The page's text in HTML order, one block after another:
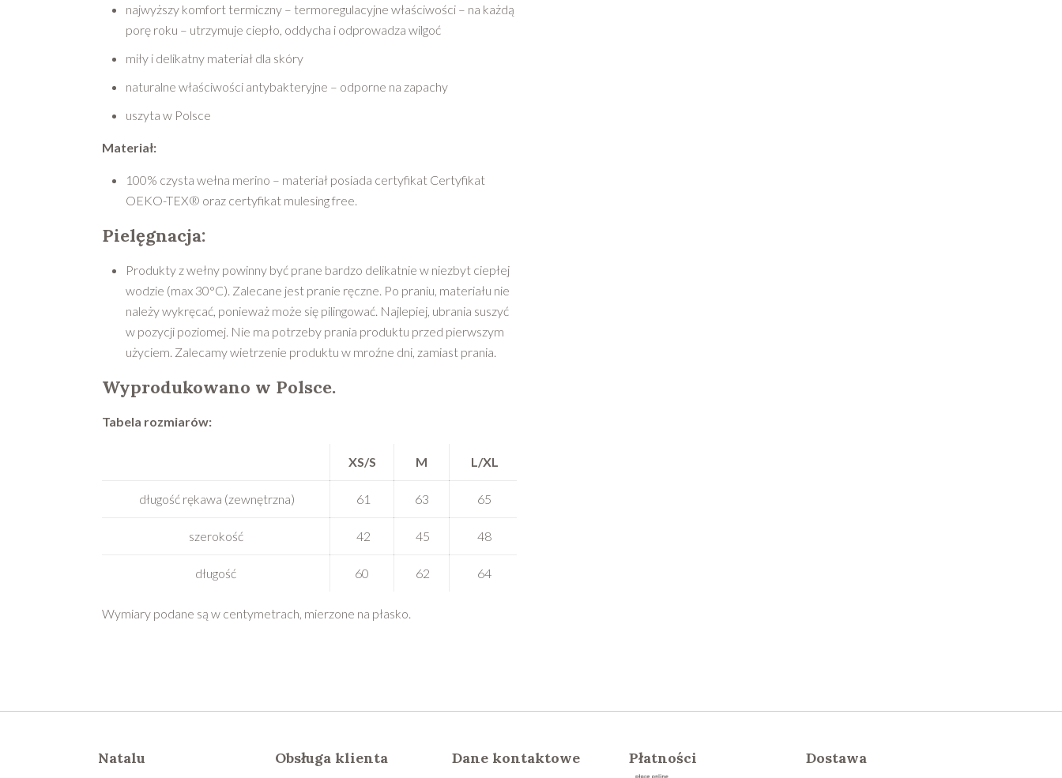
najwyższy komfort termiczny – termoregulacyjne właściwości – na każdą
porę roku – utrzymuje ciepło, oddycha i odprowadza wilgoć
miły i delikatny materiał dla skóry
naturalne właściwości antybakteryjne – odporne na zapachy
uszyta w Polsce
Materiał:
100% czysta wełna merino – materiał posiada certyfikat Certyfikat
OEKO-TEX® oraz certyfikat mulesing free.
Pielęgnacja:
Produkty z wełny powinny być prane bardzo delikatnie w niezbyt ciepłej
wodzie (max 30°C). Zalecane jest pranie ręczne. Po praniu, materiału nie
należy wykręcać, ponieważ może się pilingować. Najlepiej, ubrania suszyć
w pozycji poziomej. Nie ma potrzeby prania produktu przed pierwszym
użyciem. Zalecamy wietrzenie produktu w mroźne dni, zamiast prania.
Wyprodukowano w Polsce.
Tabela rozmiarów:
XS/S M L/XL
długość rękawa (zewnętrzna) 61 63 65
szerokość 42 45 48
długość 60 62 64
Wymiary podane są w centymetrach, mierzone na płasko.
Natalu Obsługa klienta Dane kontaktowe Płatności Dostawa